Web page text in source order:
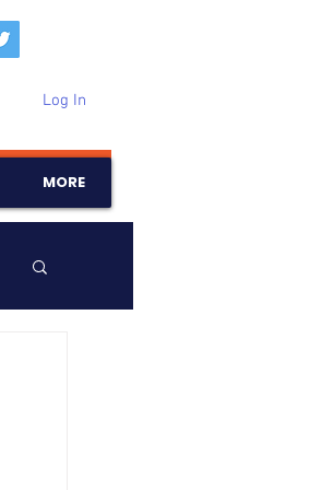
Log In
MORE